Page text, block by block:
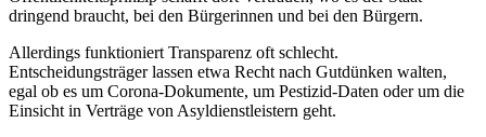
dringend braucht, bei den Bürgerinnen und bei den Bürgern.
Allerdings funktioniert Transparenz oft schlecht.
Entscheidungsträger lassen etwa Recht nach Gutdünken walten,
egal ob es um Corona-Dokumente, um Pestizid-Daten oder um die
Einsicht in Verträge von Asyldienstleistern geht.